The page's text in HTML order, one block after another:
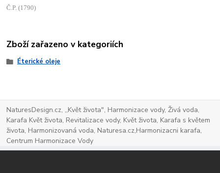
Č.P. (1790)
Zboží zařazeno v kategoriích
Éterické oleje
NaturesDesign.cz, ,,Květ života", Harmonizace vody, Živá voda,
Karafa Květ života, Revitalizace vody, Květ života, Karafa s květem
života, Harmonizovaná voda, Naturesa.cz,Harmonizacni karafa,
Centrum Harmonizace Vody